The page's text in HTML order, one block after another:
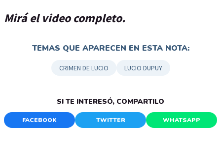
Mirá el video completo.
TEMAS QUE APARECEN EN ESTA NOTA:
CRIMEN DE LUCIO LUCIO DUPUY
SI TE INTERESÓ, COMPARTILO
FACEBOOK TWITTER WHATSAPP